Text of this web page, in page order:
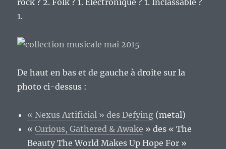
rock ? 2. Folk ? 1. Électronique ? 1. Inclassable ?
1.
De haut en bas et de gauche à droite sur la
photo ci-dessus :
« Nexus Artificial » des Defying (metal)
«Curious, Gathered & Awake » des « The
Beauty The World Makes Up Hope For »